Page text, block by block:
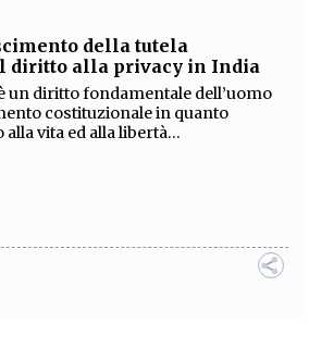
della tutela
diritto alla privacy in India
un diritto fondamentale dell’uomo
costituzionale in quanto
vita ed alla libertà...